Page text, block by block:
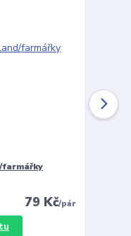
79 Kč/pár